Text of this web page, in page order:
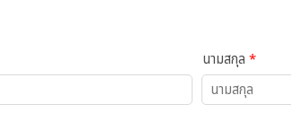
นามสกุล *